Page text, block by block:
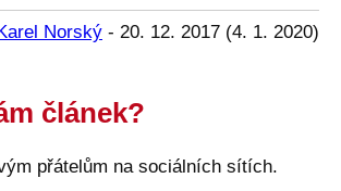
Karel Norský - 20. 12. 2017 (4. 1. 2020)
článek?
přátelům na sociálních sítích.